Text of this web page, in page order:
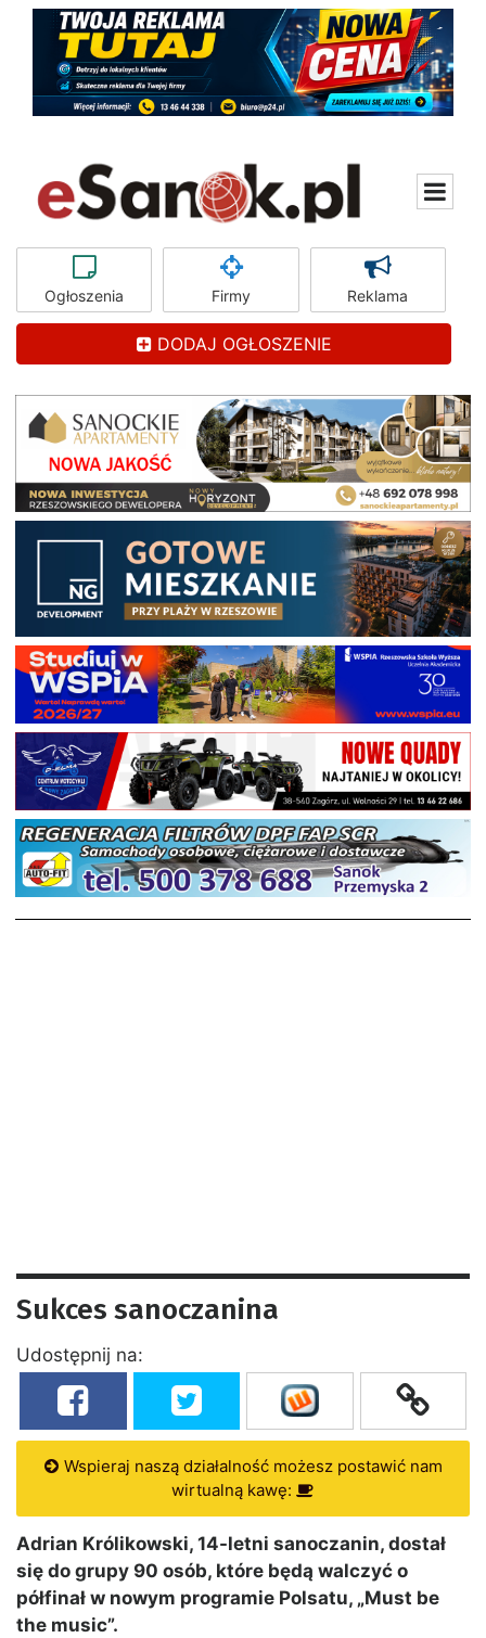
Ogłoszenia Firmy Reklama
DODAJ OGŁOSZENIE
Sukces sanoczanina
Udostępnij na:
Wspieraj naszą działalność możesz postawić nam
wirtualną kawę:
Adrian Królikowski, 14-letni sanoczanin, dostał
się do grupy 90 osób, które będą walczyć o
półfinał w nowym programie Polsatu, „Must be
the music”.